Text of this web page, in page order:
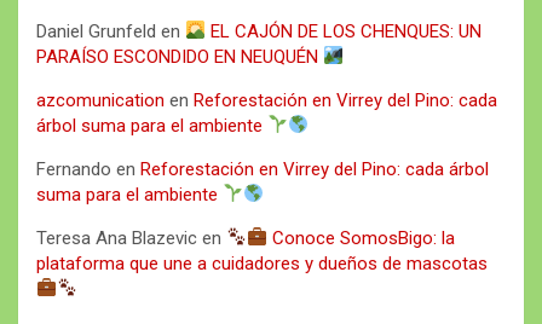
Daniel Grunfeld en
EL CAJÓN DE LOS CHENQUES: UN
PARAÍSO ESCONDIDO EN NEUQUÉN
azcomunication en Reforestación en Virrey del Pino: cada
árbol suma para el ambiente
Fernando en Reforestación en Virrey del Pino: cada árbol
suma para el ambiente
Teresa Ana Blazevic en
Conoce SomosBigo: la
plataforma que une a cuidadores y dueños de mascotas